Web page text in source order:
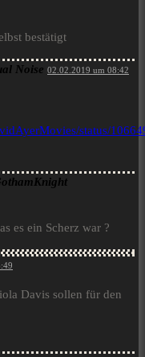
bestätigt
Noise 02.02.2019 um 08:42
status/
es ein Scherz war ?
Davis sollen für den